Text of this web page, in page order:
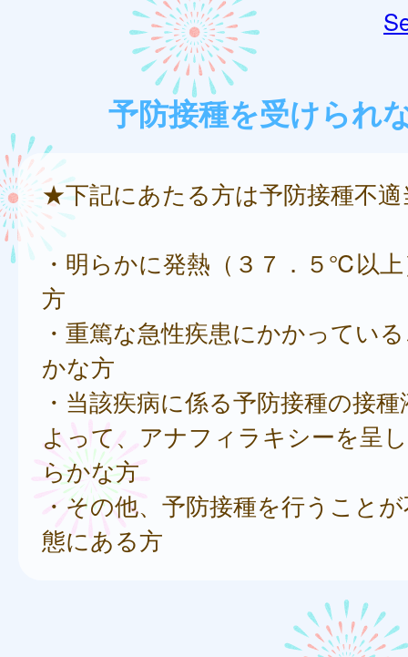
予防接種を受けられ
★下記にあたる方は予防接種不適
・明らかに発熱（３７．５℃以
方
・重篤な急性疾患にかかってい
かな方
・当該疾病に係る予防接種の接
よって、アナフィラキシーを呈
らかな方
・その他、予防接種を行うこと
態にある方